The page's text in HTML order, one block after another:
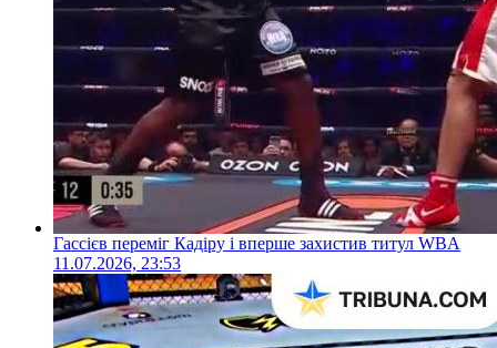
Гассієв переміг Кадіру і вперше захистив титул WBA
11.07.2026, 23:53